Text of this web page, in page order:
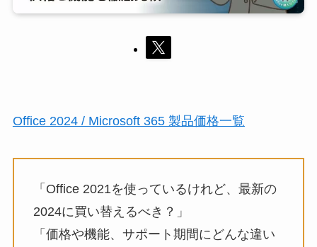
Office 2024 / Microsoft 365 製品価格一覧
「Office 2021を使っているけれど、最新の
2024に買い替えるべき？」
「価格や機能、サポート期間にどんな違い